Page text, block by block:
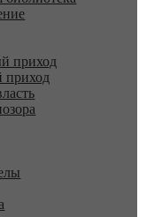
приход
приход